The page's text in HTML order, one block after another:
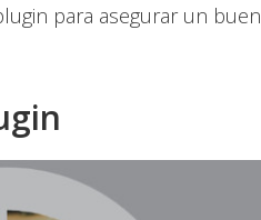
para asegurar un buen